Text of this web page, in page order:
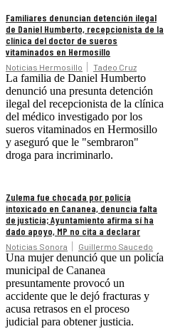
Familiares denuncian detención ilegal
de Daniel Humberto, recepcionista de la
clínica del doctor de sueros
vitaminados en Hermosillo
Noticias Hermosillo Tadeo Cruz
La familia de Daniel Humberto
denunció una presunta detención
ilegal del recepcionista de la clínica
del médico investigado por los
sueros vitaminados en Hermosillo
y aseguró que le "sembraron"
droga para incriminarlo.
Zulema fue chocada por policía
intoxicado en Cananea, denuncia falta
de justicia; Ayuntamiento afirma sí ha
dado apoyo, MP no cita a declarar
Noticias Sonora Guillermo Saucedo
Una mujer denunció que un policía
municipal de Cananea
presuntamente provocó un
accidente que le dejó fracturas y
acusa retrasos en el proceso
judicial para obtener justicia.